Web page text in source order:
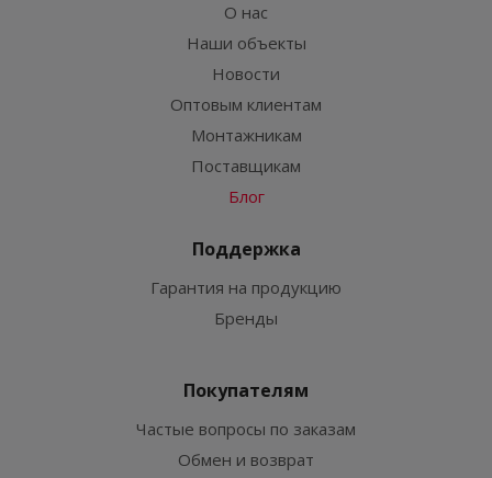
О нас
Наши объекты
Новости
Оптовым клиентам
Монтажникам
Поставщикам
Блог
Поддержка
Гарантия на продукцию
Бренды
Покупателям
Частые вопросы по заказам
Обмен и возврат